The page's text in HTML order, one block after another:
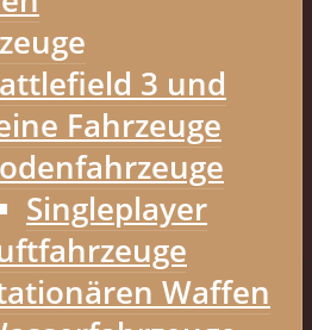
3 und
Fahrzeuge
Singleplayer
Waffen